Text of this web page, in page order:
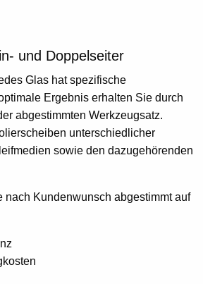
und Doppelseiter
Glas hat spezifische
Ergebnis erhalten Sie durch
abgestimmten Werkzeugsatz.
unterschiedlicher
sowie den dazugehörenden
nach Kundenwunsch abgestimmt auf